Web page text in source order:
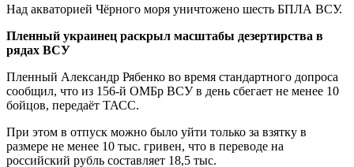
Над акваторией Чёрного моря уничтожено шесть БПЛА ВСУ.
Пленный украинец раскрыл масштабы дезертирства в
рядах ВСУ
Пленный Александр Рябенко во время стандартного допроса
сообщил, что из 156-й ОМБр ВСУ в день сбегает не менее 10
бойцов, передаёт ТАСС.
При этом в отпуск можно было уйти только за взятку в
размере не менее 10 тыс. гривен, что в переводе на
российский рубль составляет 18,5 тыс.